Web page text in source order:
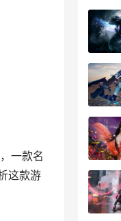
一款名
这款游